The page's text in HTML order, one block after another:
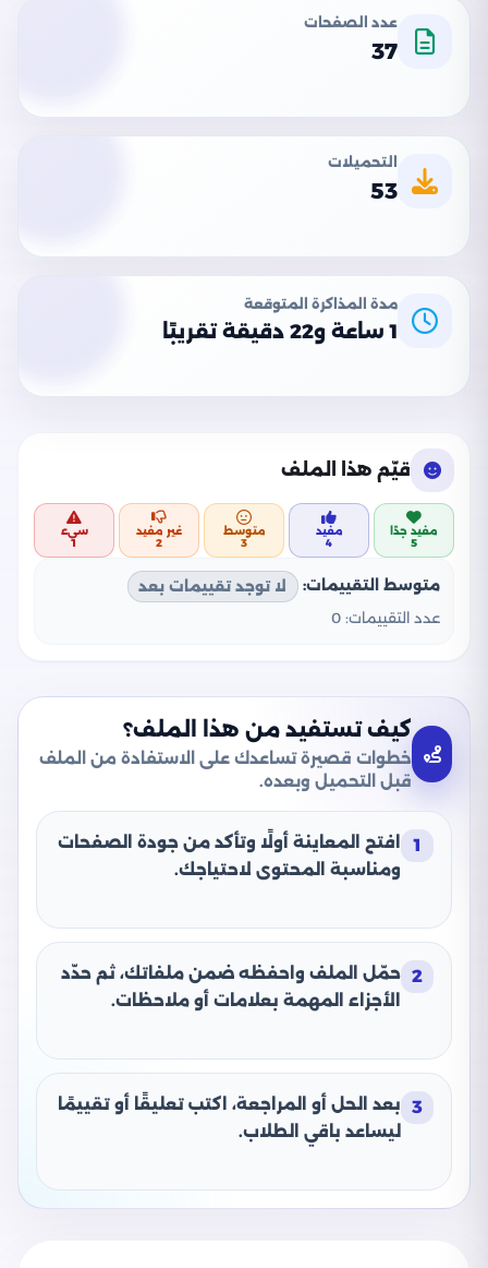
عدد الصفحات
37
التحميلات
53
مدة المذاكرة المتوقعة
1 ساعة و22 دقيقة تقريبًا
قيّم هذا الملف
مفيد جدًا
5
مفيد
4
متوسط
3
غير مفيد
2
سيء
1
متوسط التقييمات:
لا توجد تقييمات بعد
عدد التقييمات: 0
كيف تستفيد من هذا الملف؟
خطوات قصيرة تساعدك على الاستفادة من الملف
قبل التحميل وبعده.
1
افتح المعاينة أولًا وتأكد من جودة الصفحات
ومناسبة المحتوى لاحتياجك.
2 حمّل الملف واحفظه ضمن ملفاتك، ثم حدّد
الأجزاء المهمة بعلامات أو ملاحظات.
3
بعد الحل أو المراجعة، اكتب تعليقًا أو تقييمًا
ليساعد باقي الطلاب.